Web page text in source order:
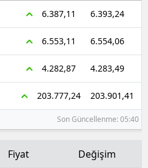
6.387,11 6.393,24
6.553,11 6.554,06
4.282,87 4.283,49
203.777,24 203.901,41
Son Güncellenme: 05:40
Fiyat Değişim